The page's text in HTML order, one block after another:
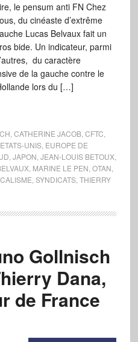
le pensum anti FN Chez
du cinéaste d’extrême
Lucas Belvaux fait un
bide. Un indicateur, parmi
du caractère
de la gauche contre le
lors du […]
CATHERINE JACOB, CFTC
ETATS-UNIS, EUROPE DE
JAPON JEAN-LOUIS BETOUX,
, MARINE LE PEN OTAN
SYNDICATS, THIERRY
Gollnisch
Dana,
de France